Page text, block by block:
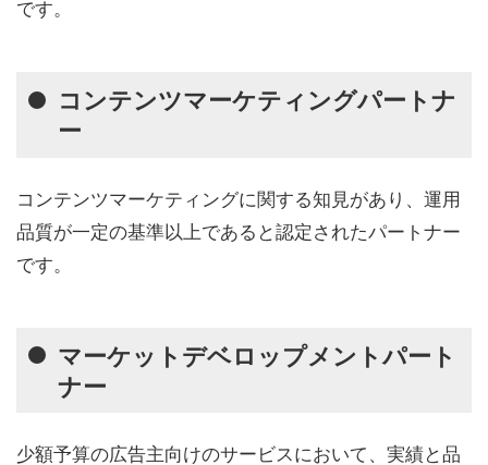
です。
コンテンツマーケティングパートナ
ー
コンテンツマーケティングに関する知見があり、運用
品質が一定の基準以上であると認定されたパートナー
です。
マーケットデベロップメントパート
ナー
少額予算の広告主向けのサービスにおいて、実績と品